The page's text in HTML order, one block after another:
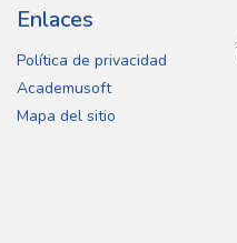
Enlaces
Política de privacidad
Academusoft
Mapa del sitio